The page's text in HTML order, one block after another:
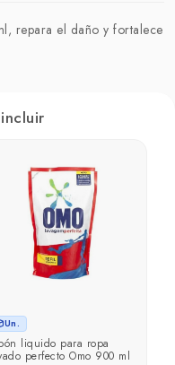
repara el daño y fortalece
Un.
liquido para ropa
perfecto Omo 900 ml